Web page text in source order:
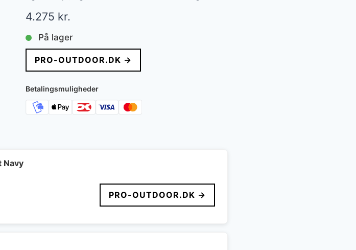
4.275 kr.
På lager
PRO-OUTDOOR.DK →
Betalingsmuligheder
Navy
PRO-OUTDOOR.DK →